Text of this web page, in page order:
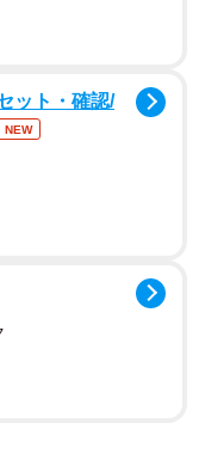
選ばれた、宇多田ヒカル
、2022年10月に
題して実施した調
らのコメントは以
ット・確認/
NEW